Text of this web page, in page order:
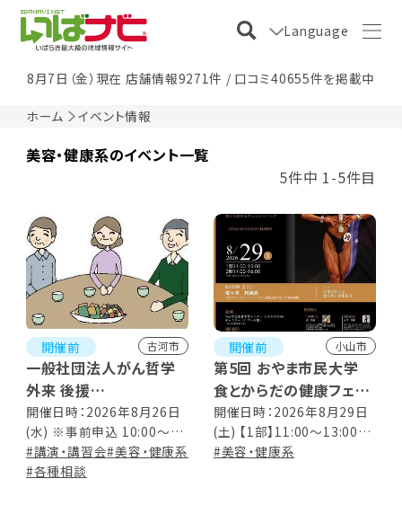
Language
8月7日（金）現在 店舗情報9271件 / 口コミ40655件を掲載中
ホーム イベント情報
美容・健康系のイベント一覧
5件中 1-5件目
開催前 古河市
一般社団法人がん哲学
外来 後援
古河はなももカフェ
開催日時：2026年8月26日
(水) ※事前申込 10:00～
12:00
#講演・講習会#美容・健康系
#各種相談
開催前 小山市
第5回 おやま市民大学
食とからだの健康フェア
ー食から始めるウェルビ
ーイングー
開催日時：2026年8月29日
(土) 【1部】11:00～13:00【2
部】14:00～16:00 ※1部、2
#美容・健康系